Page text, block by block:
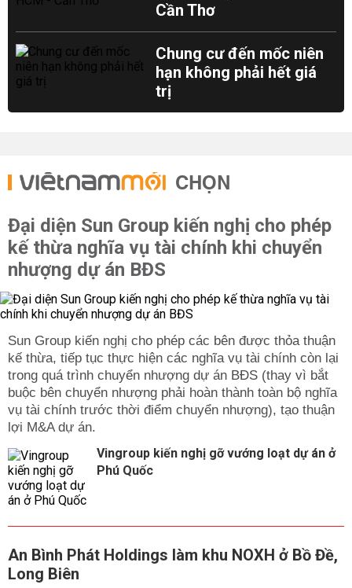
Cần Thơ
Chung cư đến mốc niên
hạn không phải hết giá
trị
CHỌN
Đại diện Sun Group kiến nghị cho phép
kế thừa nghĩa vụ tài chính khi chuyển
nhượng dự án BĐS
Sun Group kiến nghị cho phép các bên được thỏa thuận
kế thừa, tiếp tục thực hiện các nghĩa vụ tài chính còn lại
trong quá trình chuyển nhượng dự án BĐS (thay vì bắt
buộc bên chuyển nhượng phải hoàn thành toàn bộ nghĩa
vụ tài chính trước thời điểm chuyển nhượng), tạo thuận
lợi M&A dự án.
Vingroup kiến nghị gỡ vướng loạt dự án ở
Phú Quốc
An Bình Phát Holdings làm khu NOXH ở Bồ Đề,
Long Biên